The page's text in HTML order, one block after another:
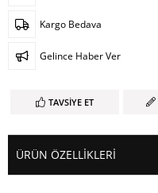
Kargo Bedava
Gelince Haber Ver
TAVSIYE ET
ÜRÜN ÖZELLIKLERI